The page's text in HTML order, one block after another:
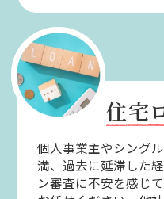
住宅
個人事業主やシング
満、過去に延滞した
ン審査に不安を感じ